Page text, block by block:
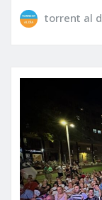
torrent al